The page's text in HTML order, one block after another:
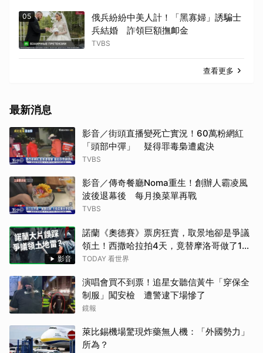
05
俄兵紛紛中美人計！「黑寡婦」誘騙士
兵結婚 詐領巨額撫卹金
TVBS
查看更多
最新消息
影音／街頭直播變死亡實況！60萬粉網紅
「頭部中彈」 疑得罪毒梟遭處決
TVBS
影音／傳奇餐廳Noma重生！創辦人霸凌風
波後退幕後 每月換菜單再戰
TVBS
影音
諾蘭《奧德賽》票房狂賣，取景地卻是爭議
領土！西撒哈拉拍4天，竟替摩洛哥做了10
年宣傳？好萊塢大片可能悄悄改寫世界地
TODAY 看世界
演唱會買不到票！追星女聽信黃牛「穿保全
制服」闖安檢 遭警逮下場慘了
鏡報
萊比錫機場驚現炸藥無人機：「外國勢力」
所為？